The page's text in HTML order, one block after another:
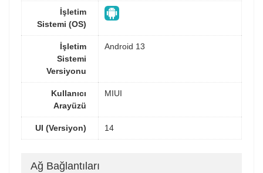
İşletim
Sistemi (OS)
İşletim
Sistemi
Versiyonu
Android 13
Kullanıcı
Arayüzü
MIUI
UI (Versiyon) 14
Ağ Bağlantıları